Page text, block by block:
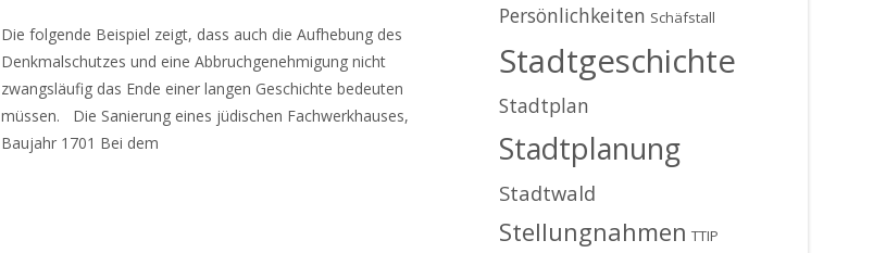
Die folgende Beispiel zeigt, dass auch die Aufhebung des
Denkmalschutzes und eine Abbruchgenehmigung nicht
zwangsläufig das Ende einer langen Geschichte bedeuten
müssen. Die Sanierung eines jüdischen Fachwerkhauses,
Baujahr 1701 Bei dem
Persönlichkeiten Schäfstall
Stadtgeschichte
Stadtplan
Stadtplanung
Stadtwald
Stellungnahmen TTIP